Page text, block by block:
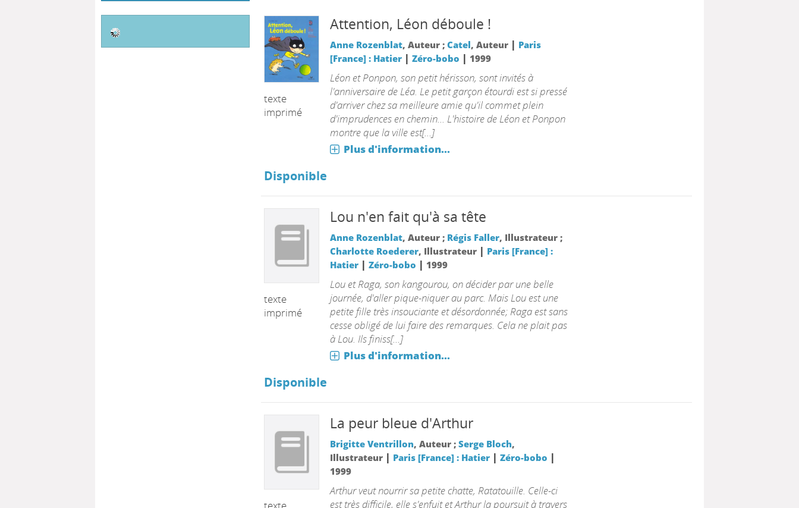
texte
imprimé
Attention, Léon déboule !
Anne Rozenblat, Auteur ; Catel, Auteur | Paris
[France] : Hatier| Zéro-bobo | 1999
Léon et Ponpon, son petit hérisson, sont invités à
l'anniversaire de Léa. Le petit garçon étourdi est si pressé
d'arriver chez sa meilleure amie qu'il commet plein
d'imprudences en chemin... L'histoire de Léon et Ponpon
montre que la ville est[...]
Plus d'information...
Disponible
texte
imprimé
Lou n'en fait qu'à sa tête
Anne Rozenblat, Auteur ; Régis Faller, Illustrateur ;
Charlotte Roederer, Illustrateur | Paris [France] :
Hatier| Zéro-bobo | 1999
Lou et Raga, son kangourou, on décider par une belle
journée, d'aller pique-niquer au parc. Mais Lou est une
petite fille très insouciante et désordonnée; Raga est sans
cesse obligé de lui faire des remarques. Cela ne plait pas
à Lou. Ils finiss[...]
Plus d'information...
Disponible
La peur bleue d'Arthur
Brigitte Ventrillon, Auteur ; Serge Bloch,
Illustrateur | Paris [France] : Hatier| Zéro-bobo |
1999
Arthur veut nourrir sa petite chatte, Ratatouille. Celle-ci
est très difficile, elle s'enfuit et Arthur la poursuit à travers